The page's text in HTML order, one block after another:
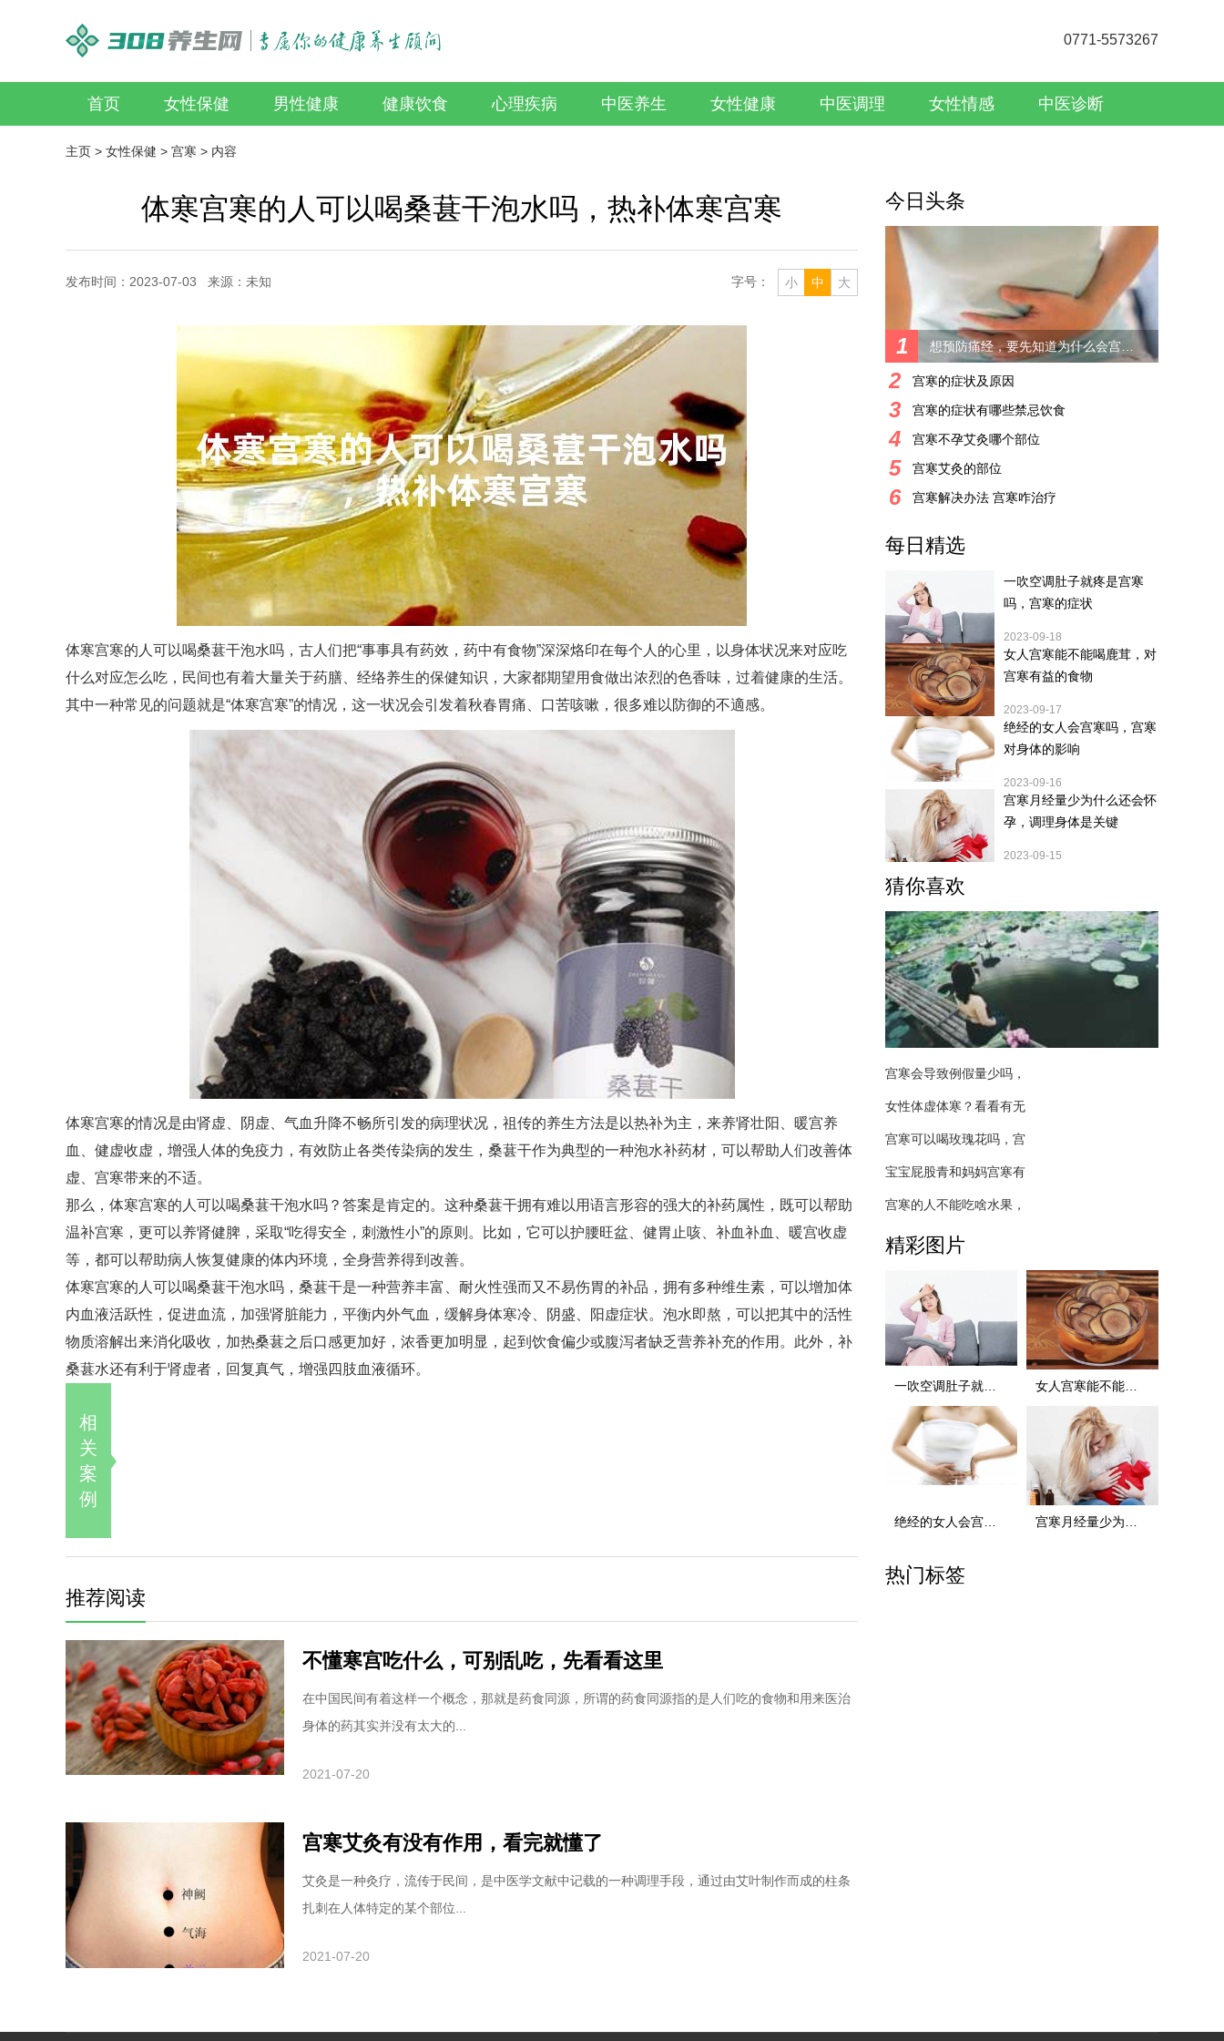
0771-5573267
首页 女性保健 男性健康 健康饮食 心理疾病 中医养生 女性健康 中医调理 女性情感 中医诊断
主页 > 女性保健 > 宫寒 > 内容
体寒宫寒的人可以喝桑葚干泡水吗，热补体寒宫寒
发布时间：2023-07-03 来源：未知 小 中 大
字号：
体寒宫寒的人可以喝桑葚干泡水吗，古人们把“事事具有药效，药中有食物”深深烙印在每个人的心里，以身体状况来对应吃
什么对应怎么吃，民间也有着大量关于药膳、经络养生的保健知识，大家都期望用食做出浓烈的色香味，过着健康的生活。
其中一种常见的问题就是“体寒宫寒”的情况，这一状况会引发着秋春胃痛、口苦咳嗽，很多难以防御的不適感。
体寒宫寒的情况是由肾虚、阴虚、气血升降不畅所引发的病理状况，祖传的养生方法是以热补为主，来养肾壮阳、暖宫养
血、健虚收虚，增强人体的免疫力，有效防止各类传染病的发生，桑葚干作为典型的一种泡水补药材，可以帮助人们改善体
虚、宫寒带来的不适。
那么，体寒宫寒的人可以喝桑葚干泡水吗？答案是肯定的。这种桑葚干拥有难以用语言形容的强大的补药属性，既可以帮助
温补宫寒，更可以养肾健脾，采取“吃得安全，刺激性小”的原则。比如，它可以护腰旺盆、健胃止咳、补血补血、暖宫收虚
等，都可以帮助病人恢复健康的体内环境，全身营养得到改善。
体寒宫寒的人可以喝桑葚干泡水吗，桑葚干是一种营养丰富、耐火性强而又不易伤胃的补品，拥有多种维生素，可以增加体
内血液活跃性，促进血流，加强肾脏能力，平衡内外气血，缓解身体寒冷、阴盛、阳虚症状。泡水即熬，可以把其中的活性
物质溶解出来消化吸收，加热桑葚之后口感更加好，浓香更加明显，起到饮食偏少或腹泻者缺乏营养补充的作用。此外，补
桑葚水还有利于肾虚者，回复真气，增强四肢血液循环。
相
关
案
例
推荐阅读
不懂寒宫吃什么，可别乱吃，先看看这里
在中国民间有着这样一个概念，那就是药食同源，所谓的药食同源指的是人们吃的食物和用来医治
身体的药其实并没有太大的...
2021-07-20
宫寒艾灸有没有作用，看完就懂了
艾灸是一种灸疗，流传于民间，是中医学文献中记载的一种调理手段，通过由艾叶制作而成的柱条
扎刺在人体特定的某个部位...
2021-07-20
今日头条
1
2 宫寒的症状及原因
3 宫寒的症状有哪些禁忌饮食
4 宫寒不孕艾灸哪个部位
5 宫寒艾灸的部位
6 宫寒解决办法 宫寒咋治疗
每日精选
一吹空调肚子就疼是宫寒
吗，宫寒的症状
2023-09-18
女人宫寒能不能喝鹿茸，对
宫寒有益的食物
2023-09-17
绝经的女人会宫寒吗，宫寒
对身体的影响
2023-09-16
宫寒月经量少为什么还会怀
孕，调理身体是关键
2023-09-15
猜你喜欢
宫寒会导致例假量少吗，
女性体虚体寒？看看有无
宫寒可以喝玫瑰花吗，宫
宝宝屁股青和妈妈宫寒有
宫寒的人不能吃啥水果，
精彩图片
热门标签